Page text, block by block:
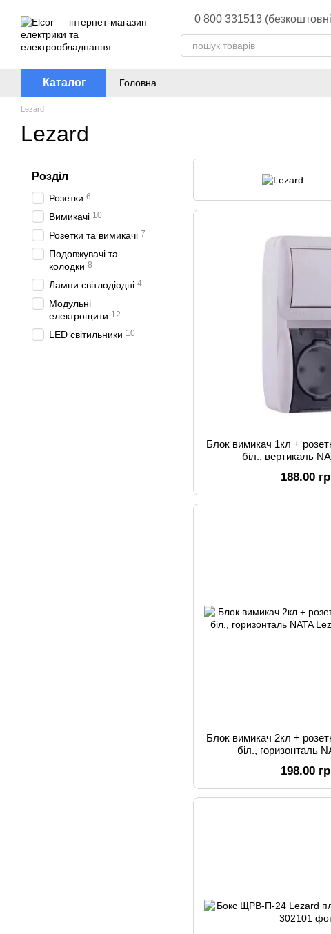
0 800 331513
Каталог Головна
Lezard
Lezard
Блок вимикач 1кл +
біл., вертикаль
188.00
Блок вимикач 2кл +
біл., горизонталь
198.00
Розділ
Розетки 6
Вимикачі 10
Розетки та вимикачі 7
Подовжувачі та
колодки 8
Лампи світлодіодні 4
Модульні
електрощити 12
LED світильники 10